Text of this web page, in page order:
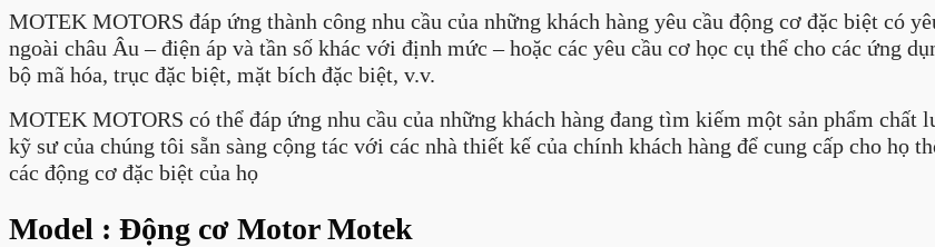
MOTEK MOTORS đáp ứng thành công nhu cầu của những khách hàng yêu cầu động cơ đặc biệt có
ngoài châu Âu – điện áp và tần số khác với định mức – hoặc các yêu cầu cơ học cụ thể cho các ứng
bộ mã hóa, trục đặc biệt, mặt bích đặc biệt, v.v.
MOTEK MOTORS có thể đáp ứng nhu cầu của những khách hàng đang tìm kiếm một sản phẩm chất
kỹ sư của chúng tôi sẵn sàng cộng tác với các nhà thiết kế của chính khách hàng để cung cấp cho họ
các động cơ đặc biệt của họ
Model : Động cơ Motor Motek